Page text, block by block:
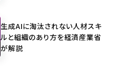
生成AIに淘汰されない人材スキ
ルと組織のあり方を経済産業省
が解説